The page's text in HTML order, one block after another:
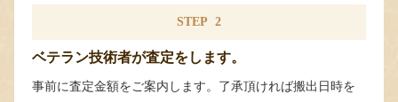
STEP 2
ベテラン技術者が査定をします。
事前に査定金額をご案内します。了承頂ければ搬出日時を